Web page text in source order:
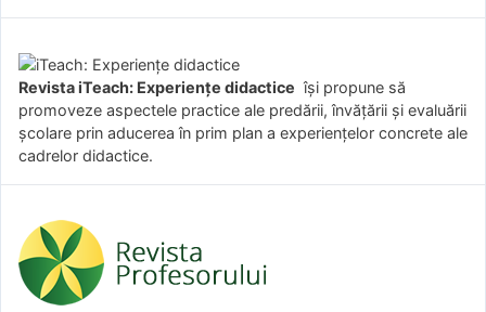
Revista iTeach: Experienţe didactice îşi propune să
promoveze aspectele practice ale predării, învăţării şi evaluării
şcolare prin aducerea în prim plan a experienţelor concrete ale
cadrelor didactice.